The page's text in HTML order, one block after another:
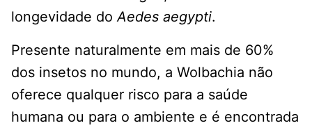
longevidade doAedes aegypti.
Presente naturalmente em mais de 60%
dos insetos no mundo, a Wolbachia não
oferece qualquer risco para a saúde
humana ou para o ambiente e é encontrada